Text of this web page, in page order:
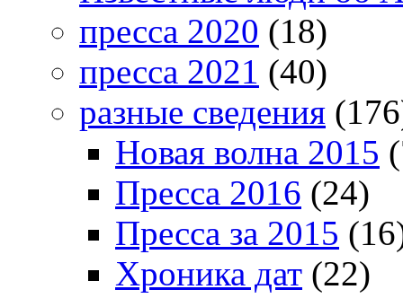
пресса 2020 (18)
пресса 2021 (40)
разные сведения
Новая волна 2015
Пресса 2016 (24)
Пресса за 2015
Хроника дат (22)